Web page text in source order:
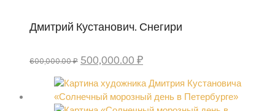
Дмитрий Кустанович. Снегири
600,000.00 ₽ Original
was:
600,000.00 ₽.
500,000.00 ₽Current
is:
500,000.00 ₽.